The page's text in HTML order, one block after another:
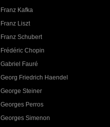
Franz Kafka
Franz Liszt
Franz Schubert
Frédéric Chopin
Gabriel Fauré
Georg Friedrich Haendel
George Steiner
Georges Perros
Georges Simenon